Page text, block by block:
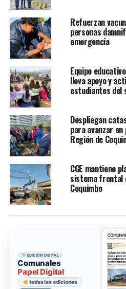
Refuerzan
personas
emergencia
Equipo
lleva apoyo y
estudiantes del
Despliegan
para avanzar
Región de
CGE mantiene
sistema frontal
Coquimbo
EDICIÓN DIGITAL
Comunales
Papel Digital
todas las ediciones